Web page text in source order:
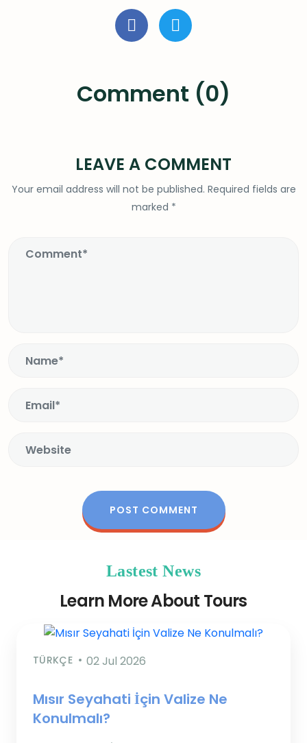
Comment (0)
LEAVE A COMMENT
Your email address will not be published. Required fields are
marked *
Lastest News
Learn More About Tours
TÜRKÇE 02 Jul 2026
Mısır Seyahati İçin Valize Ne
Konulmalı?